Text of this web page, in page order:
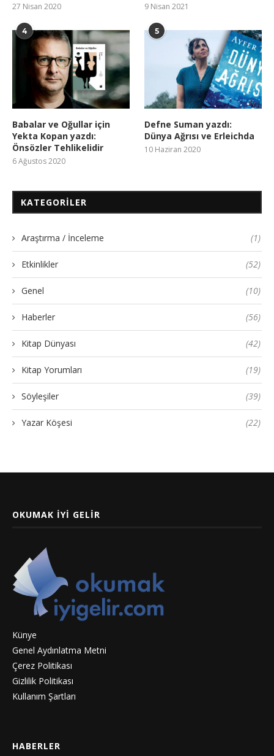
27 Nisan 2020 9 Nisan 2021
4
Babalar ve Oğullar için
Yekta Kopan yazdı:
Önsözler Tehlikelidir
6 Ağustos 2020
5
Defne Suman yazdı:
Dünya Ağrısı ve Erleichda
10 Haziran 2020
KATEGORILER
Araştırma / İnceleme (1)
Etkinlikler (52)
Genel (10)
Haberler (56)
Kitap Dünyası (42)
Kitap Yorumları (19)
Söyleşiler (39)
Yazar Köşesi (22)
OKUMAK İYI GELIR
Künye
Genel Aydınlatma Metni
Çerez Politikası
Gizlilik Politikası
Kullanım Şartları
HABERLER